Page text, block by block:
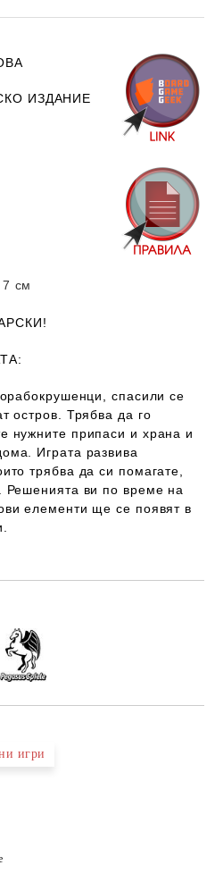
ИЗДАНИЕ
7 см
спасили се
остров. Трябва да го
нужните припаси и храна и
Играта развива
трябва да си помагате,
Решенията ви по време на
елементи ще се появят в
игри